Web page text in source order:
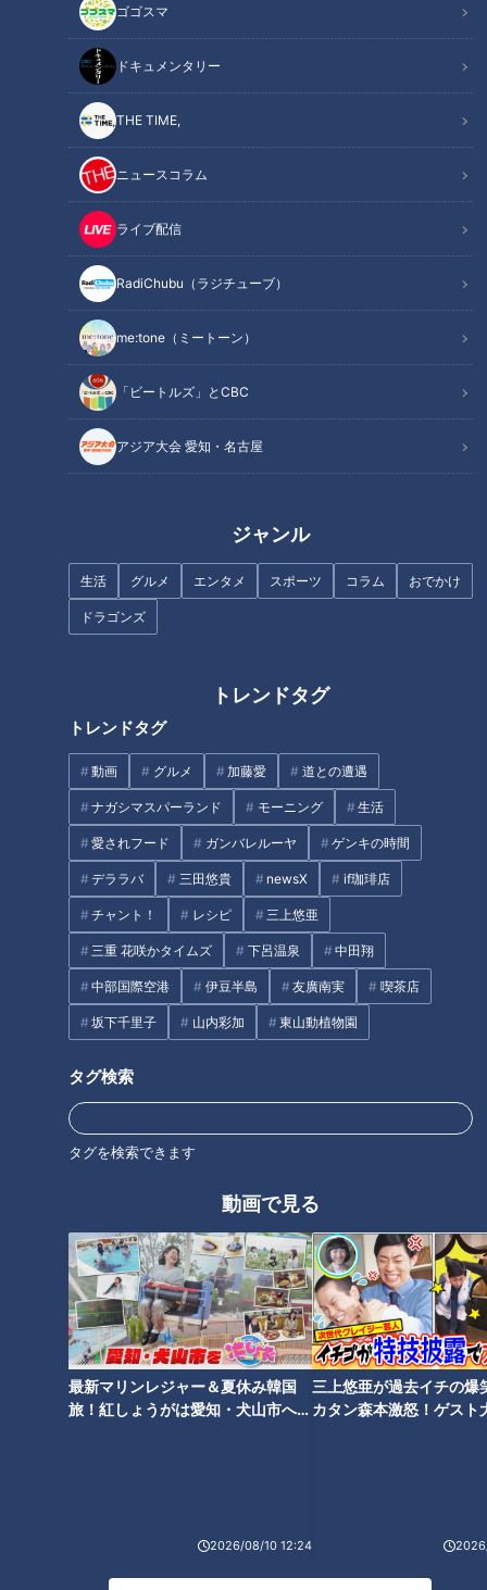
ゴゴスマ
ドキュメンタリー
THE TIME,
ニュースコラム
ライブ配信
RadiChubu（ラジチューブ）
me:tone（ミートーン）
「ビートルズ」とCBC
アジア大会 愛知・名古屋
ジャンル
生活 グルメ エンタメ スポーツ コラム おでかけ
ドラゴンズ
トレンドタグ
トレンドタグ
動画 グルメ 加藤愛 道との遭遇
ナガシマスパーランド モーニング 生活
愛されフード ガンバレルーヤ ゲンキの時間
デララバ 三田悠貴 newsX if珈琲店
チャント！ レシピ 三上悠亜
三重 花咲かタイムズ 下呂温泉 中田翔
中部国際空港 伊豆半島 友廣南実 喫茶店
坂下千里子 山内彩加 東山動植物園
タグ検索
タグを検索できます
動画で見る
最新マリンレジャー＆夏休み韓国
旅！紅しょうがは愛知・犬山市へ
2026/08/10 12:24
三上悠亜が過去イチの爆
カタン森本激怒！ゲスト
この記事を見たあなたへのおすすめ
フランス人は菓子店「シャトレ
ーゼ」の店名に顔を赤らめる？
まるでウォータースライダー！
近鉄特急「ひのとり」展望席最
【四国一周】軽トラ女子三田が
松山から下道で一周！グルメ＆
絶景ドライブ⑱
朝の歯みがきは「起床後」
or「朝食後」？歯科医師が推奨
「海水浴」に行く人が減ってき
「卵サラダのピザトースト」の
作り方【キユーピー３分クッキ
ング】
グルメ ゴゴスマ らいがごはん 寺坂頼我
オススメ関連コンテンツ
寺坂頼我が千葉県袖ケ浦市で絶
品グルメ「ホワイトガウラーメ
ン」を調査！牛乳を使った白い
ラーメンのお味は！？
「トリガー」寺坂頼我が熊本県
で絶品ヘルシー麺「太平燕」を
発見！熊本市民のソウルフード
に迫る！
「トリガー」寺坂頼我が福岡県
「トリガー」寺坂頼我が福岡県